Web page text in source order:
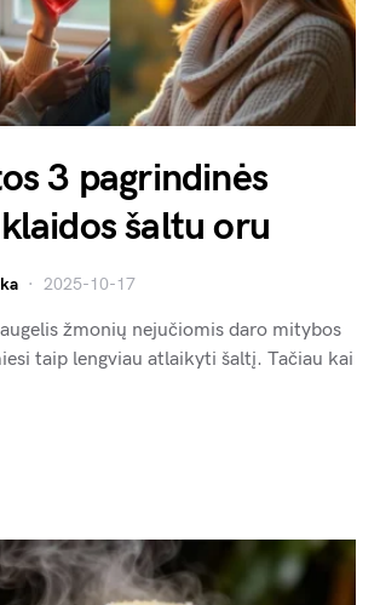
3 pagrindinės
šaltu oru
2025-10-17
žmonių nejučiomis daro mitybos
taip lengviau atlaikyti šaltį. Tačiau kai